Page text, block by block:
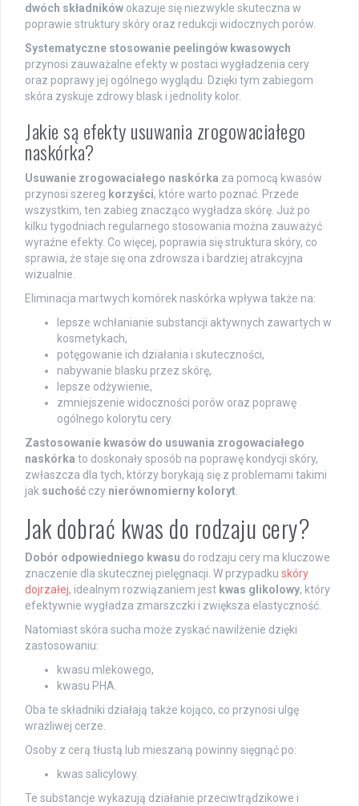
dwóch składników okazuje się niezwykle skuteczna w
poprawie struktury skóry oraz redukcji widocznych porów.
Systematyczne stosowanie peelingów kwasowych
przynosi zauważalne efekty w postaci wygładzenia cery
oraz poprawy jej ogólnego wyglądu. Dzięki tym zabiegom
skóra zyskuje zdrowy blask i jednolity kolor.
Jakie są efekty usuwania zrogowaciałego
naskórka?
Usuwanie zrogowaciałego naskórka za pomocą kwasów
przynosi szereg korzyści, które warto poznać. Przede
wszystkim, ten zabieg znacząco wygładza skórę. Już po
kilku tygodniach regularnego stosowania można zauważyć
wyraźne efekty. Co więcej, poprawia się struktura skóry, co
sprawia, że staje się ona zdrowsza i bardziej atrakcyjna
wizualnie.
Eliminacja martwych komórek naskórka wpływa także na:
lepsze wchłanianie substancji aktywnych zawartych w
kosmetykach,
potęgowanie ich działania i skuteczności,
nabywanie blasku przez skórę,
lepsze odżywienie,
zmniejszenie widoczności porów oraz poprawę
ogólnego kolorytu cery.
Zastosowanie kwasów do usuwania zrogowaciałego
naskórka to doskonały sposób na poprawę kondycji skóry,
zwłaszcza dla tych, którzy borykają się z problemami takimi
jak suchość czy nierównomierny koloryt
Jak dobrać kwas do rodzaju cery?
Dobór odpowiedniego kwasu do rodzaju cery ma kluczowe
znaczenie dla skutecznej pielęgnacji. W przypadku skóry
dojrzałej, idealnym rozwiązaniem jest kwas glikolowy, który
efektywnie wygładza zmarszczki i zwiększa elastyczność.
Natomiast skóra sucha może zyskać nawilżenie dzięki
zastosowaniu:
kwasu mlekowego,
kwasu PHA.
Oba te składniki działają także kojąco, co przynosi ulgę
wrażliwej cerze.
Osoby z cerą tłustą lub mieszaną powinny sięgnąć po:
kwas salicylowy.
Te substancje wykazują działanie przeciwtrądzikowe i